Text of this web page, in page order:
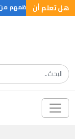
هل تعلم أن
مليون شخص معظمهم من